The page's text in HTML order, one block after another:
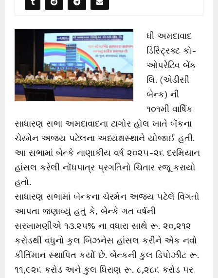
ધી અમદાવાદ
ડિસ્ટ્રિક્ટ કો-
ઓપરેટિવ બેંક
લિ. (એડીસી
બેન્ક) ની
૧૦૧મી વાર્ષિક
સાધારણ સભા અમદાવાદના ટાગોર હોલ ખાતે બેંકના
ચેરમેન અજય પટેલના અધ્યક્ષસ્થાને યોજાઈ હતી.
આ સભામાં બેન્કે નાણાકીય વર્ષ ૨૦૨૫-૨૬ દરમિયાન
હાંસલ કરેલી નોંધપાત્ર પ્રગતિનો ચિતાર રજૂ કરાયો
હતો.
સાધારણ સભામાં બેન્કના ચેરમેન અજય પટેલે વિગતો
આપતા જણાવ્યું હતું કે, બેન્કે ગત વર્ષની
સરખામણીએ ૧૩.૨૫% ના વધારા સાથે રૂ. ૨૦,૨૧૨
કરોડથી વધુનો કુલ બિઝનેસ હાંસલ કરીને એક નવો
કીર્તિમાન સ્થાપિત કર્યો છે. બેન્કની કુલ ડિપોઝીટ રૂ.
૧૧,૯૨૬ કરોડ અને કુલ ધિરાણ રૂ. ૮,૨૮૬ કરોડ પર